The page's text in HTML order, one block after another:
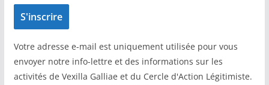
Votre adresse e-mail est uniquement utilisée pour vous
envoyer notre info-lettre et des informations sur les
activités de Vexilla Galliae et du Cercle d'Action Légitimiste.